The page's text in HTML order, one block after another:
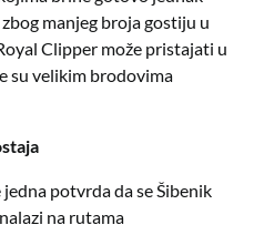
manjeg broja gostiju u
Clipper može pristajati u
su velikim brodovima
potvrda da se Šibenik
na rutama